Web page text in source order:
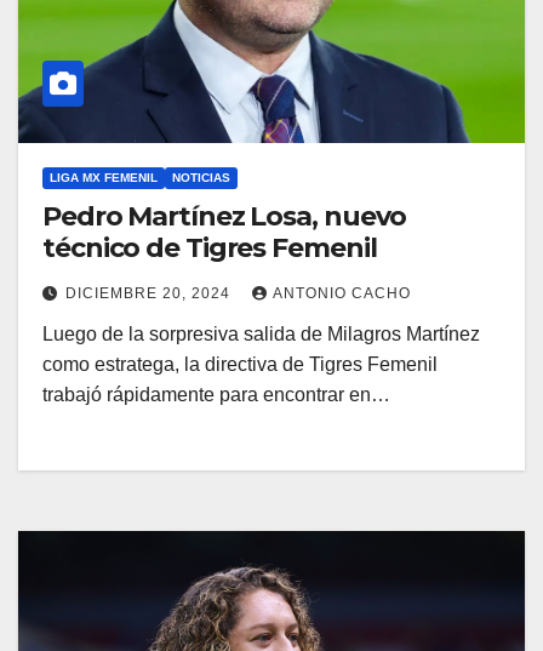
LIGA MX FEMENIL NOTICIAS
Pedro Martínez Losa, nuevo
técnico de Tigres Femenil
DICIEMBRE 20, 2024 ANTONIO CACHO
Luego de la sorpresiva salida de Milagros Martínez
como estratega, la directiva de Tigres Femenil
trabajó rápidamente para encontrar en…